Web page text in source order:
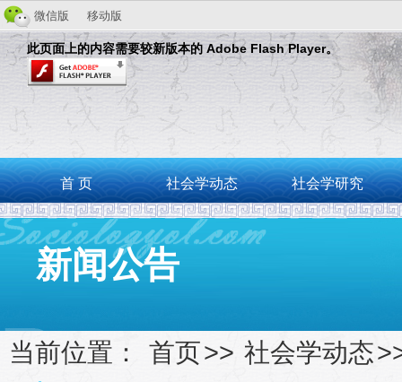
微信版 移动版
此页面上的内容需要较新版本的 Adobe Flash Player。
首 页 社会学动态 社会学研究
新闻公告
当前位置： 首页>> 社会学动态